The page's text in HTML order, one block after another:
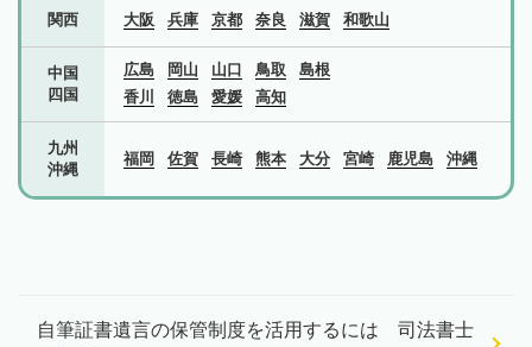
関西 大阪 兵庫 京都 奈良 滋賀 和歌山
中国
四国
広島 岡山 山口 鳥取
島根
香川
徳島 愛媛 高知
九州
沖縄
福岡 佐賀 長崎 熊本 大分 宮崎 鹿児島 沖縄
自筆証書遺言の保管制度を活用するには 司法書士